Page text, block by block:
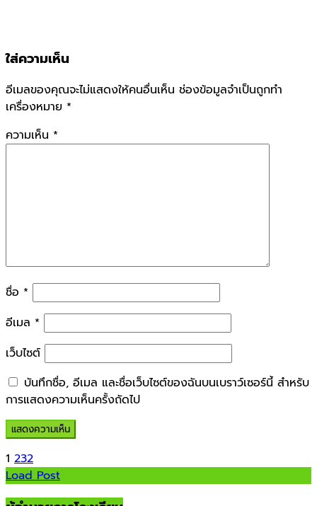
ใส่ความเห็น
อีเมลของคุณจะไม่แสดงให้คนอื่นเห็น ช่องข้อมูลจำเป็นถูกทำ
เครื่องหมาย *
ความเห็น *
ชื่อ *
อีเมล *
เว็บไซต์
บันทึกชื่อ, อีเมล และชื่อเว็บไซต์ของฉันบนเบราว์เซอร์นี้ สำหรับ
การแสดงความเห็นครั้งถัดไป
1 232
Load Post